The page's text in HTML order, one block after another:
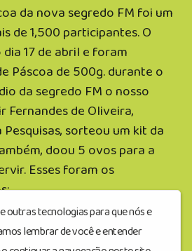
da nova segredo FM foi um
de 1,500 participantes. O
17 de abril e foram
Páscoa de 500g. durante o
da segredo FM o nosso
de Oliveira,
sorteou um kit da
doou 5 ovos para a
Esses foram os
outras tecnologias para que nós e
lembrar de você e entender